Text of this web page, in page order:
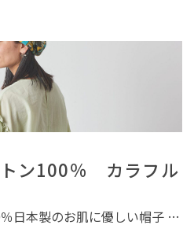
ン100％ カラフル
日本製のお肌に優しい帽子 …